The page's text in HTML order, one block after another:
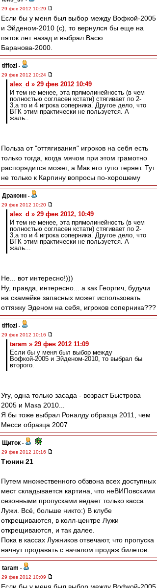
29 фев 2012 10:29
Если бы у меня был выбор между Вофкой-2005
и Эйденом-2010 (с), то вернулся бы еще на
пяток лет назад и выбрал Васю
Баранова-2000.
tiffozi -
29 фев 2012 10:24
alex_d » 29 фев 2012 10:49
И тем не менее, эта прямолинейность (в чем
полностью согласен кстати) стягивает по 2-
3,а то и 4 игрока соперника. Другое дело, что
ВГК этим практически не пользуется. А
жаль..
Польза от "оттягивания" игроков на себя есть
только тогда, когда мячом при этом грамотно
распорядится может, а Мак его тупо теряет. Тут
не только к Карпину вопросы по-хорошему
Драконн -
29 фев 2012 10:20
alex_d » 29 фев 2012, 10:49
И тем не менее, эта прямолинейность (в чем
полностью согласен кстати) стягивает по 2-
3,а то и 4 игрока соперника. Другое дело, что
ВГК этим практически не пользуется. А
жаль...
Не... вот интересно!)))
Ну, правда, интересно... а как Георгич, будучи
на скамейке запасных может использовать
оттяжку Эденом на себя, игроков соперника???
tiffozi -
29 фев 2012 10:16
taram » 29 фев 2012 11:09
Если бы у меня был выбор между
Вофкой-2005 и Эйденом-2010, то выбрал бы
второго.
Угу, одна только засада - возраст Быстрова
2005 и Мака 2010...
Я бы тоже выбрал Роналду образца 2011, чем
Месси образца 2007
Щиток -
29 фев 2012 10:16
Тюнин 21
Путем множественного обзвона всех доступных
мест складывается картина, что неВИПовскими
сезонными пропусками ведает только касса
Лужи. Всё, больше никто:) В клубе
открещиваются, в колл-центре Лужи
открещиваются, и так далее.
Пока в кассах Лужников отвечают, что пропуска
начнут продавать с началом продаж билетов.
taram -
29 фев 2012 10:09